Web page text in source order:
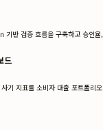
반 검증 흐름을 구축하고 승인
드
지표를 소비자 대출 포트폴리